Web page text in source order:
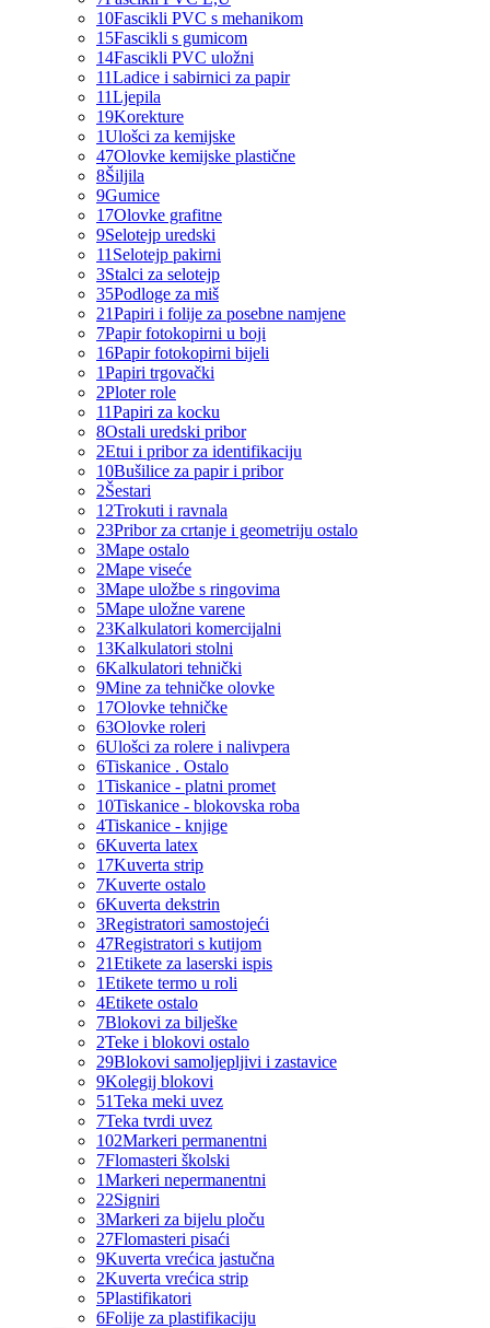
10Fascikli PVC s mehanikom
15Fascikli s gumicom
14Fascikli PVC uložni
11Ladice i sabirnici za papir
11Ljepila
19Korekture
1Ulošci za kemijske
47Olovke kemijske plastične
8Šiljila
9Gumice
17Olovke grafitne
9Selotejp uredski
11 Selotejp pakirni
3Stalci za selotejp
35Podloge za miš
21Papiri i folije za posebne namjene
7Papir fotokopirni u boji
16Papir fotokopirni bijeli
1Papiri trgovački
2Ploter role
11Papiri za kocku
8Ostali uredski pribor
2Etui i pribor za identifikaciju
10Bušilice za papir i pribor
2Šestari
12Trokuti i ravnala
23Pribor za crtanje i geometriju ostalo
3Mape ostalo
2Mape viseće
3Mape uložbe s ringovima
5Mape uložne varene
23Kalkulatori komercijalni
13Kalkulatori stolni
6Kalkulatori tehnički
9Mine za tehničke olovke
17Olovke tehničke
63Olovke roleri
6Ulošci za rolere i nalivpera
6Tiskanice . Ostalo
1Tiskanice - platni promet
10Tiskanice - blokovska roba
4Tiskanice - knjige
6Kuverta latex
17Kuverta strip
7Kuverte ostalo
6Kuverta dekstrin
3Registratori samostojeći
47Registratori s kutijom
21Etikete za laserski ispis
1Etikete termo u roli
4Etikete ostalo
7Blokovi za bilješke
2Teke i blokovi ostalo
29Blokovi samoljepljivi i zastavice
9Kolegij blokovi
51Teka meki uvez
7Teka tvrdi uvez
102Markeri permanentni
7Flomasteri školski
1Markeri nepermanentni
22Signiri
3Markeri za bijelu ploču
27Flomasteri pisaći
9Kuverta vrećica jastučna
2Kuverta vrećica strip
5Plastifikatori
6Folije za plastifikaciju